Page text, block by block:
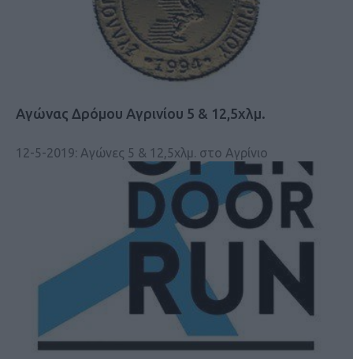
Αγώνας Δρόμου Αγρινίου 5 & 12,5χλμ.
12-5-2019: Αγώνες 5 & 12,5χλμ. στο Αγρίνιο